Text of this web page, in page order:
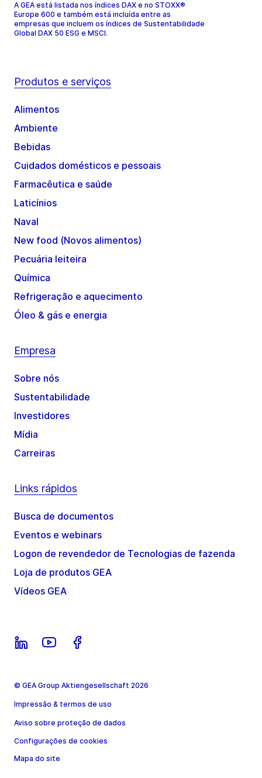
A GEA está listada nos índices DAX e no STOXX®
Europe 600 e também está incluída entre as
empresas que incluem os índices de Sustentabilidade
Global DAX 50 ESG e MSCI.
Produtos e serviços
Alimentos
Ambiente
Bebidas
Cuidados domésticos e pessoais
Farmacêutica e saúde
Laticínios
Naval
New food (Novos alimentos)
Pecuária leiteira
Química
Refrigeração e aquecimento
Óleo & gás e energia
Empresa
Sobre nós
Sustentabilidade
Investidores
Mídia
Carreiras
Links rápidos
Busca de documentos
Eventos e webinars
Logon de revendedor de Tecnologias de fazenda
Loja de produtos GEA
Vídeos GEA
© GEA Group Aktiengesellschaft 2026
Impressão & termos de uso
Aviso sobre proteção de dados
Configurações de cookies
Mapa do site